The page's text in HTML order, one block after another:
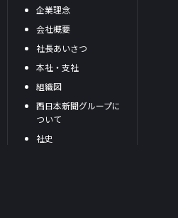
企業理念
会社概要
社長あいさつ
本社・支社
組織図
西日本新聞グループに
ついて
社史